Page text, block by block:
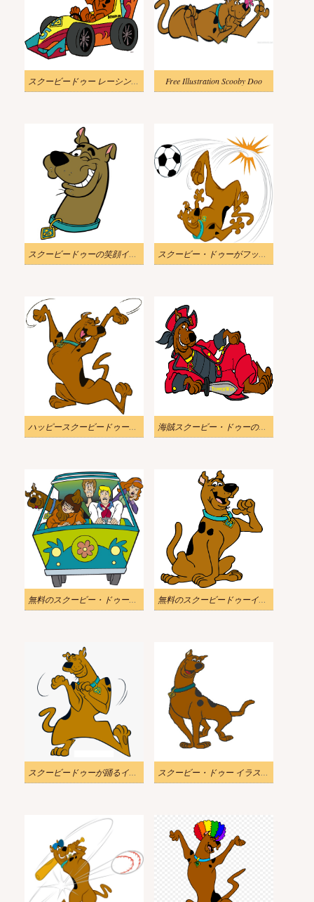
スクービードゥー レーシング イラスト イメージ Free Illustration Scooby Doo
スクービードゥーの笑顔イラスト画像 スクービー・ドゥーがフットボールをしているイラスト
ハッピースクービードゥーのイラスト 海賊スクービー・ドゥーのイラストダウンロード
無料のスクービー・ドゥーのイラスト 無料のスクービードゥーイラストダウンロード
スクービードゥーが踊るイラスト画像 スクービー・ドゥー イラスト PNG 画像 3